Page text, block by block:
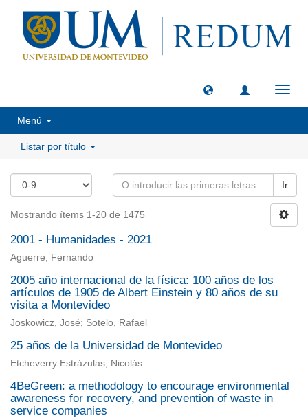
Menú
Listar por título
Ir
Mostrando ítems 1-20 de 1475
2001 - Humanidades - 2021
Aguerre, Fernando
2005 año internacional de la física: 100 años de los
artículos de 1905 de Albert Einstein y 80 años de su
visita a Montevideo
Joskowicz, José; Sotelo, Rafael
25 años de la Universidad de Montevideo
Etcheverry Estrázulas, Nicolás
4BeGreen: a methodology to encourage environmental
awareness for recovery, and prevention of waste in
service companies